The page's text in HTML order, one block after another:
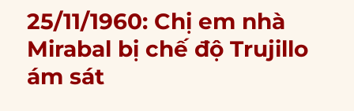
25/11/1960: Chị em nhà
Mirabal bị chế độ Trujillo
ám sát